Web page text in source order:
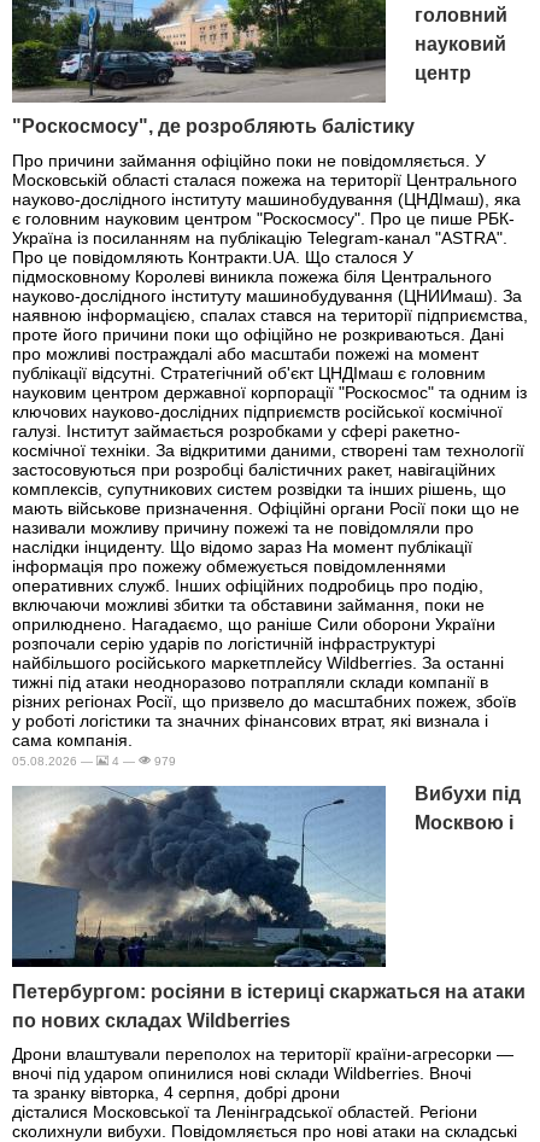
головний
науковий
центр
"Роскосмосу", де розробляють балістику
Про причини займання офіційно поки не повідомляється. У
Московській області сталася пожежа на території Центрального
науково-дослідного інституту машинобудування (ЦНДІмаш), яка
є головним науковим центром "Роскосмосу". Про це пише РБК-
Україна із посиланням на публікацію Telegram-канал "ASTRA".
Про це повідомляють Контракти.UA. Що сталося У
підмосковному Королеві виникла пожежа біля Центрального
науково-дослідного інституту машинобудування (ЦНИИмаш). За
наявною інформацією, спалах стався на території підприємства,
проте його причини поки що офіційно не розкриваються. Дані
про можливі постраждалі або масштаби пожежі на момент
публікації відсутні. Стратегічний об'єкт ЦНДІмаш є головним
науковим центром державної корпорації "Роскосмос" та одним із
ключових науково-дослідних підприємств російської космічної
галузі. Інститут займається розробками у сфері ракетно-
космічної техніки. За відкритими даними, створені там технології
застосовуються при розробці балістичних ракет, навігаційних
комплексів, супутникових систем розвідки та інших рішень, що
мають військове призначення. Офіційні органи Росії поки що не
називали можливу причину пожежі та не повідомляли про
наслідки інциденту. Що відомо зараз На момент публікації
інформація про пожежу обмежується повідомленнями
оперативних служб. Інших офіційних подробиць про подію,
включаючи можливі збитки та обставини займання, поки не
оприлюднено. Нагадаємо, що раніше Сили оборони України
розпочали серію ударів по логістичній інфраструктурі
найбільшого російського маркетплейсу Wildberries. За останні
тижні під атаки неодноразово потрапляли склади компанії в
різних регіонах Росії, що призвело до масштабних пожеж, збоїв
у роботі логістики та значних фінансових втрат, які визнала і
сама компанія.
05.08.2026 — 4 — 979
Вибухи під
Москвою і
Петербургом: росіяни в істериці скаржаться на атаки
по нових складах Wildberries
Дрони влаштували переполох на території країни-агресорки —
вночі під ударом опинилися нові склади Wildberries. Вночі
та зранку вівторка, 4 серпня, добрі дрони
дісталися Московської та Ленінградської областей. Регіони
сколихнули вибухи. Повідомляється про нові атаки на складські